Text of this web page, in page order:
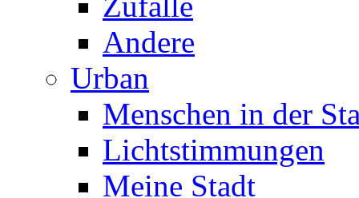
Andere
Urban
Menschen in der
Lichtstimmungen
Meine Stadt